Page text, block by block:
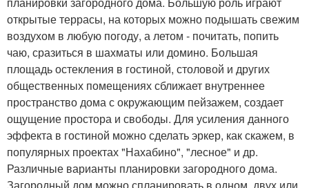
открытые террасы, на которых можно подышать свежим
воздухом в любую погоду, а летом - почитать, попить
чаю, сразиться в шахматы или домино. Большая
площадь остекления в гостиной, столовой и других
общественных помещениях сближает внутреннее
пространство дома с окружающим пейзажем, создает
ощущение простора и свободы. Для усиления данного
эффекта в гостиной можно сделать эркер, как скажем, в
популярных проектах "Нахабино", "лесное" и др.
Различные варианты планировки загородного дома.
Загородный дом можно спланировать в одном, двух или